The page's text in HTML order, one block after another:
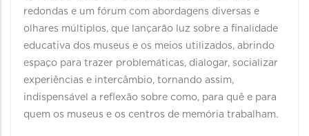
redondas e um fórum com abordagens diversas e
olhares múltiplos, que lançarão luz sobre a finalidade
educativa dos museus e os meios utilizados, abrindo
espaço para trazer problemáticas, dialogar, socializar
experiências e intercâmbio, tornando assim,
indispensável a reflexão sobre como, para quê e para
quem os museus e os centros de memória trabalham.